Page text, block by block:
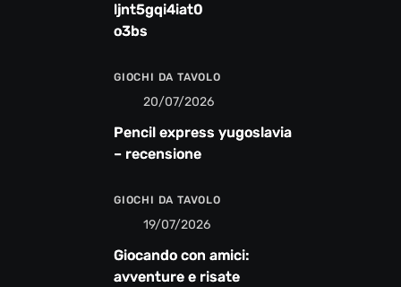
ljnt5gqi4iat0
o3bs
GIOCHI DA TAVOLO
20/07/2026
Pencil express yugoslavia
– recensione
GIOCHI DA TAVOLO
19/07/2026
Giocando con amici:
avventure e risate